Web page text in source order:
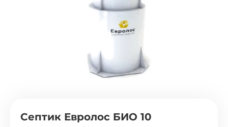
Септик Евролос БИО 10